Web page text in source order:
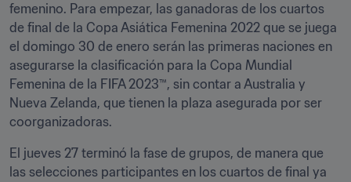
femenino. Para empezar, las ganadoras de los cuartos
de final de la Copa Asiática Femenina 2022 que se juega
el domingo 30 de enero serán las primeras naciones en
asegurarse la clasificación para la Copa Mundial
Femenina de la FIFA 2023™, sin contar a Australia y
Nueva Zelanda, que tienen la plaza asegurada por ser
coorganizadoras.
El jueves 27 terminó la fase de grupos, de manera que
las selecciones participantes en los cuartos de final ya